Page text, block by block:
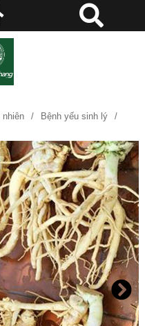
Bệnh yếu sinh lý
quý ông JD049